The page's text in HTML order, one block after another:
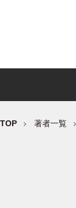
TOP 著者一覧